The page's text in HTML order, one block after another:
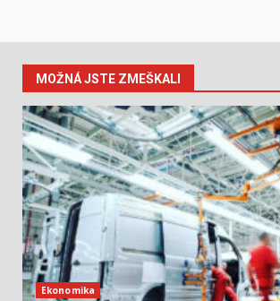
MOŽNÁ JSTE ZMEŠKALI
Ekonomika